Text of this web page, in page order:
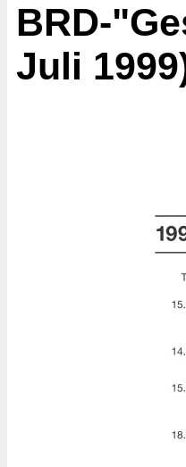
BRD-
Juli